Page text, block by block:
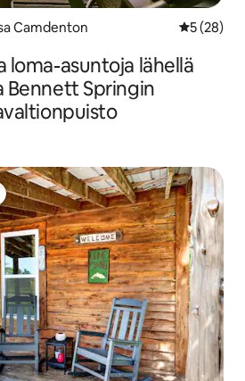
Camdenton
5 (28)
loma-asuntoja lähellä
Bennett Springin